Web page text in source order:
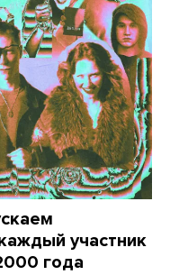
участник
года